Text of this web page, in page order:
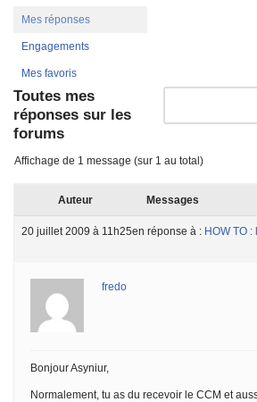
Mes réponses
Engagements
Mes favoris
Toutes mes
réponses sur les
forums
Affichage de 1 message (sur 1 au total)
Auteur Messages
20 juillet 2009 à 11h25en réponse à : HOW TO
fredo
Bonjour Asyniur,
Normalement, tu as du recevoir le CCM et